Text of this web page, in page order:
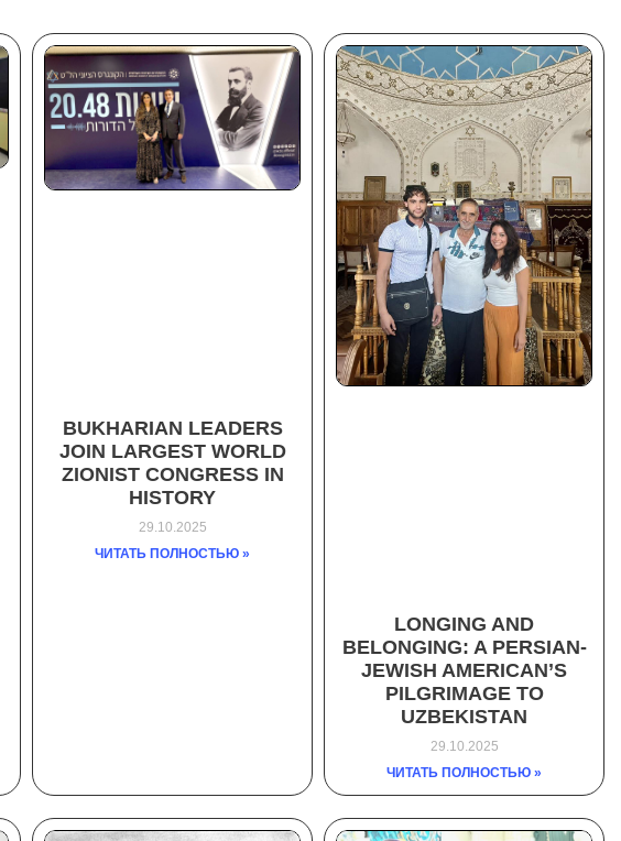
BUKHARIAN LEADERS
JOIN LARGEST WORLD
ZIONIST CONGRESS IN
HISTORY
29.10.2025
ЧИТАТЬ ПОЛНОСТЬЮ »
LONGING AND
BELONGING: A PERSIAN-
JEWISH AMERICAN’S
PILGRIMAGE TO
UZBEKISTAN
29.10.2025
ЧИТАТЬ ПОЛНОСТЬЮ »